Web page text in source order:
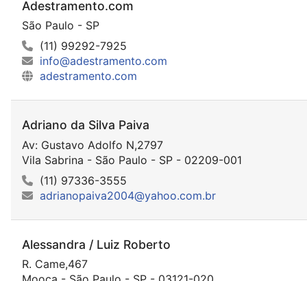
Adestramento.com
São Paulo - SP
(11) 99292-7925
info@adestramento.com
adestramento.com
Adriano da Silva Paiva
Av: Gustavo Adolfo N,2797
Vila Sabrina - São Paulo - SP - 02209-001
(11) 97336-3555
adrianopaiva2004@yahoo.com.br
Alessandra / Luiz Roberto
R. Came,467